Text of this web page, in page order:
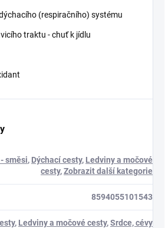
(respiračního) systému
traktu - chuť k jídlu
směsi, Dýchací cesty, Ledviny a močové
cesty,Zobrazit další kategorie
8594055101543
, Ledviny a močové cesty,Srdce, cévy